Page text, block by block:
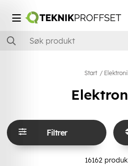
Start
Filtrer
16162